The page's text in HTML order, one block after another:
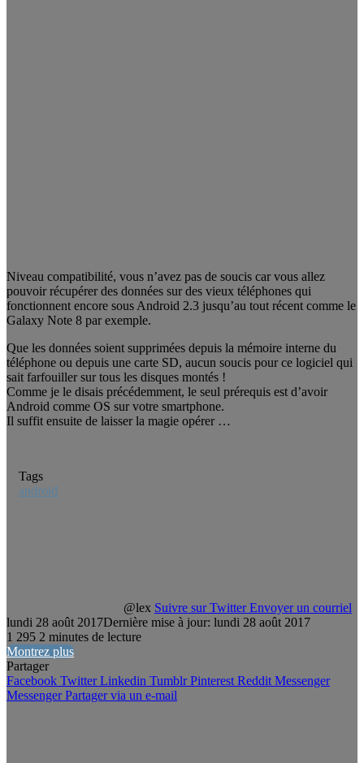
Niveau compatibilité, vous n’avez pas de soucis car vous allez
pouvoir récupérer des données sur des vieux téléphones qui
fonctionnent encore sous Android 2.3 jusqu’au tout récent comme le
Galaxy Note 8 par exemple.
Que les données soient supprimées depuis la mémoire interne du
téléphone ou depuis une carte SD, aucun soucis pour ce logiciel qui
sait farfouiller sur tous les disques montés !
Comme je le disais précédemment, le seul prérequis est d’avoir
Android comme OS sur votre smartphone.
Il suffit ensuite de laisser la magie opérer …
Tags
android
@lex Suivre sur Twitter Envoyer un courriel
lundi 28 août 2017Dernière mise à jour: lundi 28 août 2017
1 295 2 minutes de lecture
Montrez plus
Partager
Facebook Twitter Linkedin Tumblr Pinterest Reddit Messenger
Messenger Partager via un e-mail